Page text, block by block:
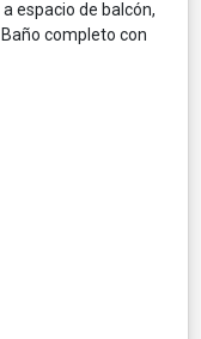
espacio de balcón,
completo con